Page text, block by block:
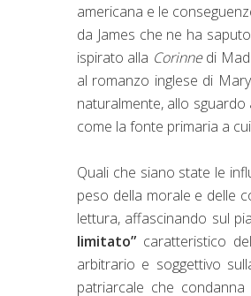
americana e le
da James che ne ha
ispirato alla Corinnedi
al romanzo inglese di
naturalmente, allo
come la fonte primaria a
Quali che siano state le
peso della morale e delle
lettura, affascinando sul
limitato” caratteristico
arbitrario e soggettivo
patriarcale che